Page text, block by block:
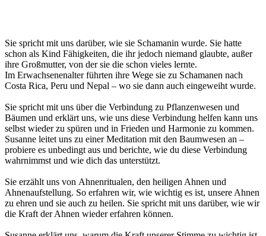
Sie spricht mit uns darüber, wie sie Schamanin wurde. Sie hatte
schon als Kind Fähigkeiten, die ihr jedoch niemand glaubte, außer
ihre Großmutter, von der sie die schon vieles lernte.
Im Erwachsenenalter führten ihre Wege sie zu Schamanen nach
Costa Rica, Peru und Nepal – wo sie dann auch eingeweiht wurde.
Sie spricht mit uns über die Verbindung zu Pflanzenwesen und
Bäumen und erklärt uns, wie uns diese Verbindung helfen kann uns
selbst wieder zu spüren und in Frieden und Harmonie zu kommen.
Susanne leitet uns zu einer Meditation mit den Baumwesen an –
probiere es unbedingt aus und berichte, wie du diese Verbindung
wahrnimmst und wie dich das unterstützt.
Sie erzählt uns von Ahnenritualen, den heiligen Ahnen und
Ahnenaufstellung. So erfahren wir, wie wichtig es ist, unsere Ahnen
zu ehren und sie auch zu heilen. Sie spricht mit uns darüber, wie wir
die Kraft der Ahnen wieder erfahren können.